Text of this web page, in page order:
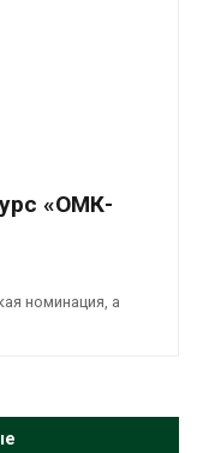
«ОМК-
номинация, а